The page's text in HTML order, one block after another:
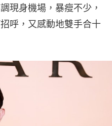
現身機場，暴瘦不少，
呼，又感動地雙手合十